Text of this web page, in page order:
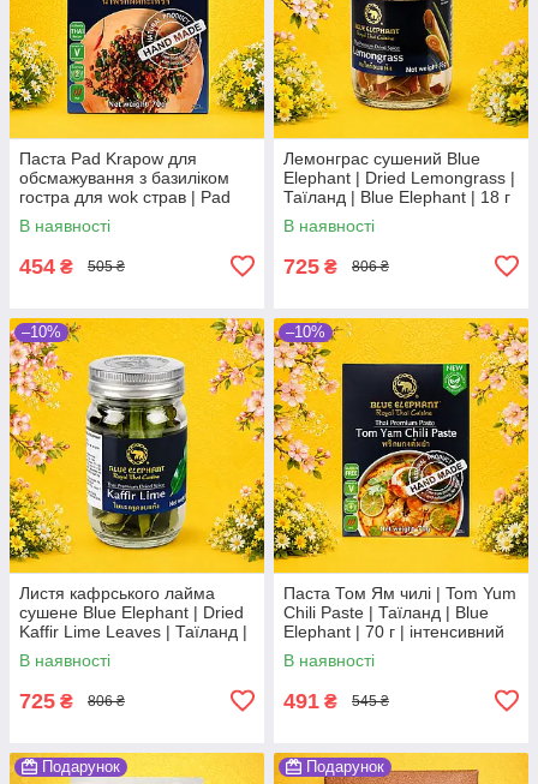
Паста Pad Krapow для
обсмажування з базиліком
гостра для wok страв | Pad
Krapow Paste | Таїланд | Blue
Elephant | 70 г | гостра По
В наявності
454 ₴ 505 ₴
Лемонграс сушений Blue
Elephant | Dried Lemongrass |
Таїланд | Blue Elephant | 18 г
| цитрусова ароматність По
В наявності
725 ₴ 806 ₴
–10%
Листя кафрського лайма
сушене Blue Elephant | Dried
Kaffir Lime Leaves | Таїланд |
Blue Elephant | 40 г |
цитрусовий аромат По
В наявності
725 ₴ 806 ₴
–10%
Паста Том Ям чилі | Tom Yum
Chili Paste | Таїланд | Blue
Elephant | 70 г | інтенсивний
тайський смак По
В наявності
491 ₴ 545 ₴
Подарунок Подарунок